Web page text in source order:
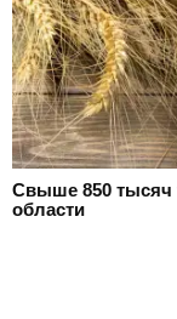
Свыше 850 тысяч
области